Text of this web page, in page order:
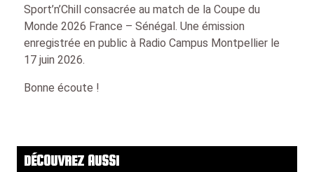
Sport’n’Chill consacrée au match de la Coupe du
Monde 2026 France – Sénégal. Une émission
enregistrée en public à Radio Campus Montpellier le
17 juin 2026.
Bonne écoute !
DÉCOUVREZ AUSSI